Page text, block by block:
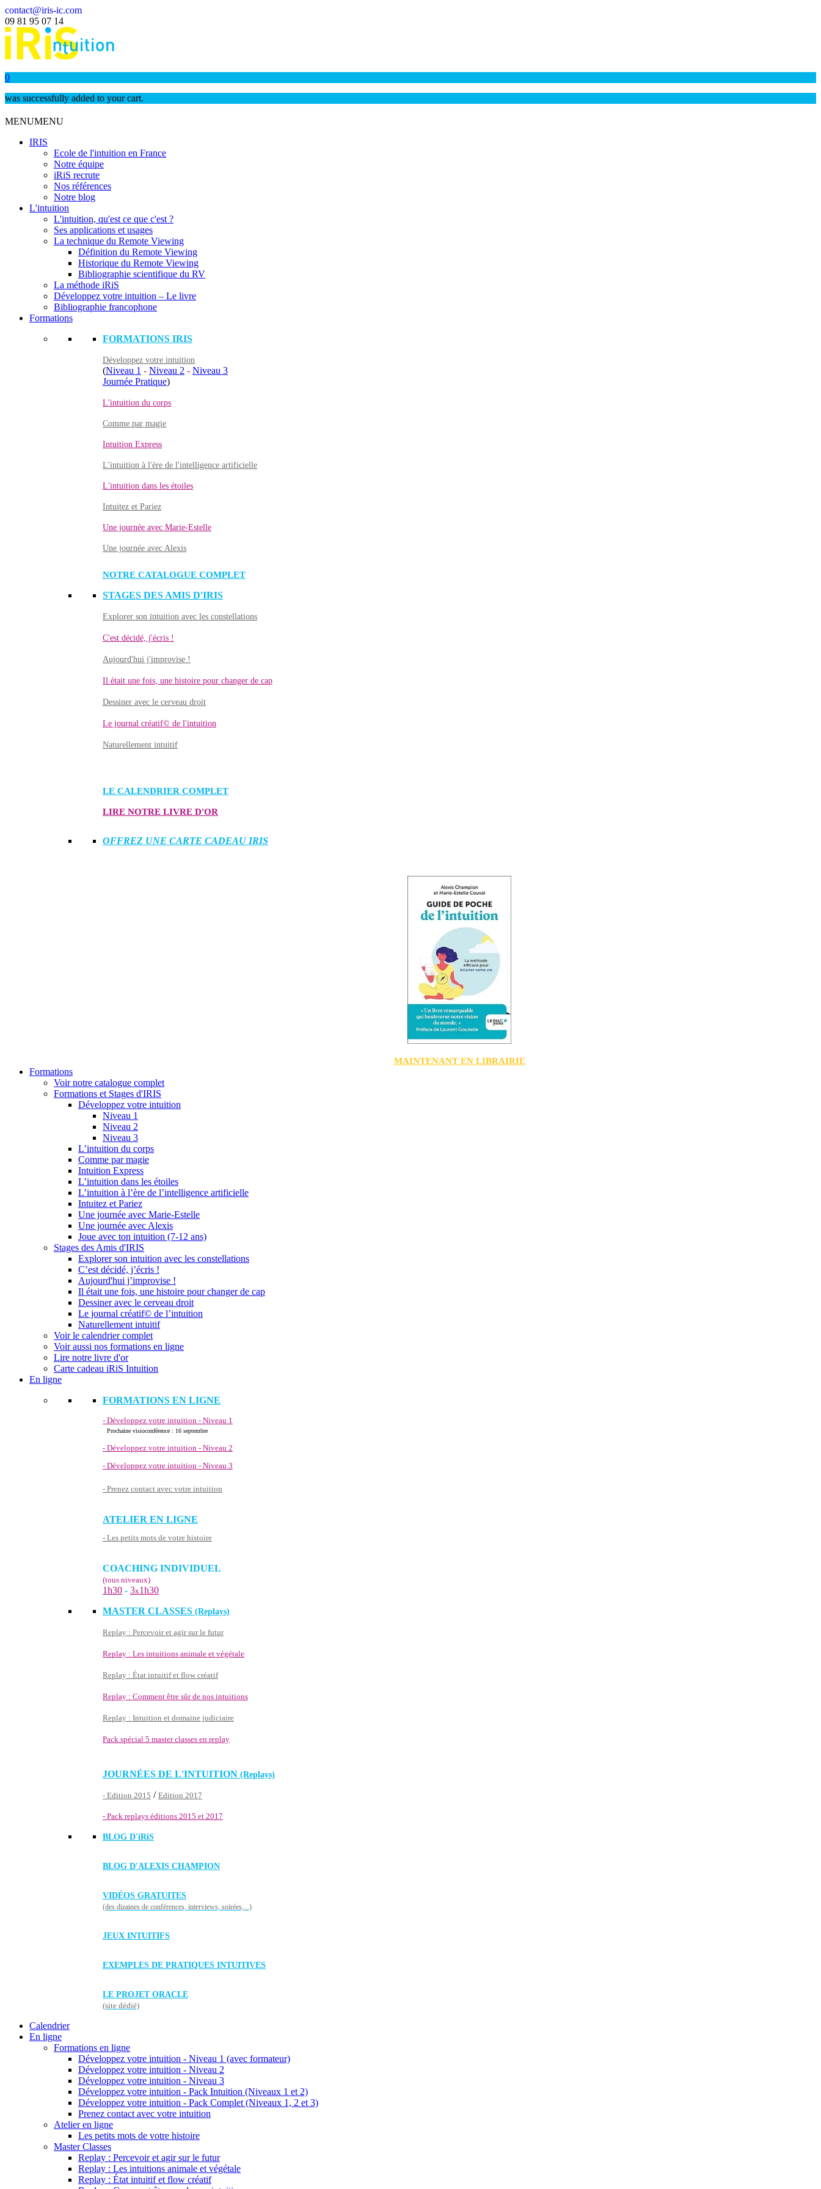
contact@iris-ic.com
09 81 95 07 14
0
was successfully added to your cart.
MENUMENU
IRIS
Ecole de l'intuition en France
Notre équipe
iRiS recrute
Nos références
Notre blog
L'intuition
L'intuition, qu'est ce que c'est ?
Ses applications et usages
La technique du Remote Viewing
Définition du Remote Viewing
Historique du Remote Viewing
Bibliographie scientifique du RV
La méthode iRiS
Développez votre intuition – Le livre
Bibliographie francophone
Formations
FORMATIONS IRIS
Développez votre intuition
(Niveau 1 - Niveau 2 - Niveau 3
Journée Pratique)
L'intuition du corps
Comme par magie
Intuition Express
L'intuition à l'ère de l'intelligence artificielle
L'intuition dans les étoiles
Intuitez et Pariez
Une journée avec Marie-Estelle
Une journée avec Alexis
NOTRE CATALOGUE COMPLET
STAGES DES AMIS D'IRIS
Explorer son intuition avec les constellations
C'est décidé, j'écris !
Aujourd'hui j'improvise !
Il était une fois, une histoire pour changer de cap
Dessiner avec le cerveau droit
Le journal créatif© de l'intuition
Naturellement intuitif
LE CALENDRIER COMPLET
LIRE NOTRE LIVRE D'OR
OFFREZ UNE CARTE CADEAU IRIS
MAINTENANT EN LIBRAIRIE
Formations
Voir notre catalogue complet
Formations et Stages d'IRIS
Développez votre intuition
Niveau 1
Niveau 2
Niveau 3
L’intuition du corps
Comme par magie
Intuition Express
L’intuition dans les étoiles
L’intuition à l’ère de l’intelligence artificielle
Intuitez et Pariez
Une journée avec Marie-Estelle
Une journée avec Alexis
Joue avec ton intuition (7-12 ans)
Stages des Amis d'IRIS
Explorer son intuition avec les constellations
C’est décidé, j’écris !
Aujourd'hui j’improvise !
Il était une fois, une histoire pour changer de cap
Dessiner avec le cerveau droit
Le journal créatif© de l’intuition
Naturellement intuitif
Voir le calendrier complet
Voir aussi nos formations en ligne
Lire notre livre d'or
Carte cadeau iRiS Intuition
En ligne
FORMATIONS EN LIGNE
- Développez votre intuition - Niveau 1
Prochaine visioconférence : 16 septembre
- Développez votre intuition - Niveau 2
- Développez votre intuition - Niveau 3
- Prenez contact avec votre intuition
ATELIER EN LIGNE
- Les petits mots de votre histoire
COACHING INDIVIDUEL
(tous niveaux)
1h30 - 3x1h30
MASTER CLASSES (Replays)
Replay : Percevoir et agir sur le futur
Replay : Les intuitions animale et végétale
Replay : État intuitif et flow créatif
Replay : Comment être sûr de nos intuitions
Replay : Intuition et domaine judiciaire
Pack spécial 5 master classes en replay
JOURNÉES DE L'INTUITION (Replays)
- Edition 2015 / Edition 2017
- Pack replays éditions 2015 et 2017
BLOG D'iRiS
BLOG D'ALEXIS CHAMPION
VIDÉOS GRATUITES
(des dizaines de conférences, interviews, soirées,...)
JEUX INTUITIFS
EXEMPLES DE PRATIQUES INTUITIVES
LE PROJET ORACLE
(site dédié)
Calendrier
En ligne
Formations en ligne
Développez votre intuition - Niveau 1 (avec formateur)
Développez votre intuition - Niveau 2
Développez votre intuition - Niveau 3
Développez votre intuition - Pack Intuition (Niveaux 1 et 2)
Développez votre intuition - Pack Complet (Niveaux 1, 2 et 3)
Prenez contact avec votre intuition
Atelier en ligne
Les petits mots de votre histoire
Master Classes
Replay : Percevoir et agir sur le futur
Replay : Les intuitions animale et végétale
Replay : État intuitif et flow créatif